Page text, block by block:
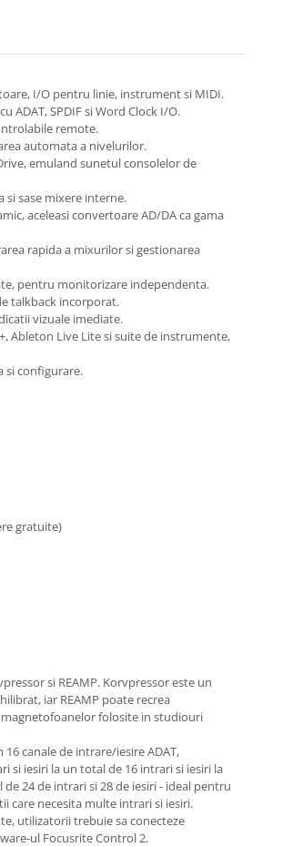
I/O pentru linie, instrument si MIDI.
ADAT, SPDIF si Word Clock I/O.
remote.
automata a nivelurilor.
emuland sunetul consolelor de
sase mixere interne.
aceleasi convertoare AD/DA ca gama
rapida a mixurilor si gestionarea
pentru monitorizare independenta.
talkback incorporat.
vizuale imediate.
Ableton Live Lite si suite de instrumente,
si configurare.
gratuite)
si REAMP. Korvpressor este un
iar REAMP poate recrea
folosite in studiouri
canale de intrare/iesire ADAT,
iesiri la un total de 16 intrari si iesiri la
24 de intrari si 28 de iesiri - ideal pentru
care necesita multe intrari si iesiri.
utilizatorii trebuie sa conecteze
ul Focusrite Control 2.